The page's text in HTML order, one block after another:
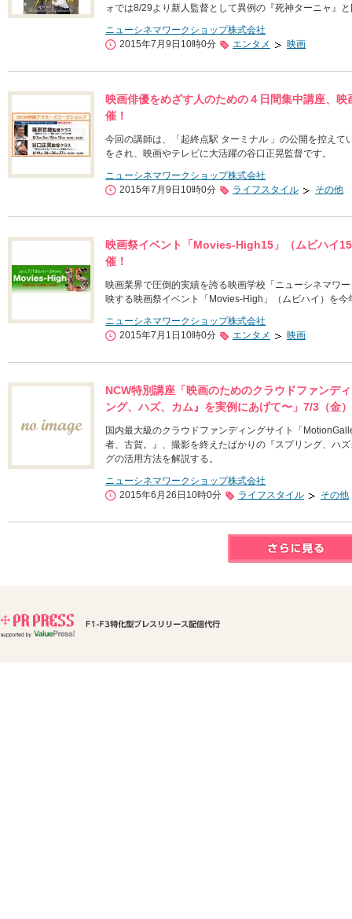
ォでは8/29より新人監督として異例の『死神ターニャ』
ニューシネマワークショップ株式会社
2015年7月9日10時0分
エンタメ 映画
映画俳優をめざす人のための４日間集中講座、
催！
今回の講師は、「起終点駅 ターミナル 」の公開を控え
をされ、映画やテレビに大活躍の谷口正晃監督です。
ニューシネマワークショップ株式会社
2015年7月9日10時0分
ライフスタイル その他
映画祭イベント「Movies-High15」（ムビハイ
催！
映画業界で圧倒的実績を誇る映画学校「ニューシネマワ
映する映画祭イベント「Movies-High」（ムビハイ）を今
ニューシネマワークショップ株式会社
2015年7月1日10時0分
エンタメ 映画
NCW特別講座「映画のためのクラウドファンデ
ング、ハズ、カム』を実例にあげて〜」7/3（金
国内最大級のクラウドファンディングサイト「
者、古賀。』、撮影を終えたばかりの『スプリング、ハ
グの活用方法を解説する。
ニューシネマワークショップ株式会社
2015年6月26日10時0分
ライフスタイル その他